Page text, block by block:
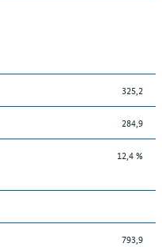
325,2
284,9
12,4 %
793,9